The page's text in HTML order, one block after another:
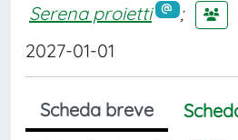
Serena proietti
;
2027-01-01
Scheda breve